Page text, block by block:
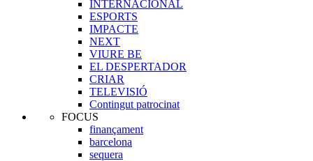
INTERNACIONAL
ESPORTS
IMPACTE
NEXT
VIURE BE
EL DESPERTADOR
CRIAR
TELEVISIÓ
Contingut patrocinat
FOCUS
finançament
barcelona
sequera